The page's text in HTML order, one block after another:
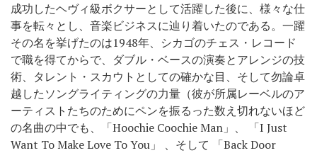
成功したヘヴィ級ボクサーとして活躍した後に、様々な仕
事を転々とし、音楽ビジネスに辿り着いたのである。一躍
その名を挙げたのは1948年、シカゴのチェス・レコード
で職を得てからで、ダブル・ベースの演奏とアレンジの技
術、タレント・スカウトとしての確かな目、そして勿論卓
越したソングライティングの力量（彼が所属レーベルのア
ーティストたちのためにペンを振るった数え切れないほど
の名曲の中でも、「Hoochie Coochie Man」、 「I Just
Want To Make Love To You」 、そして 「Back Door